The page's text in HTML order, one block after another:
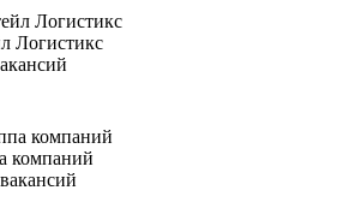
Логистикс
компаний